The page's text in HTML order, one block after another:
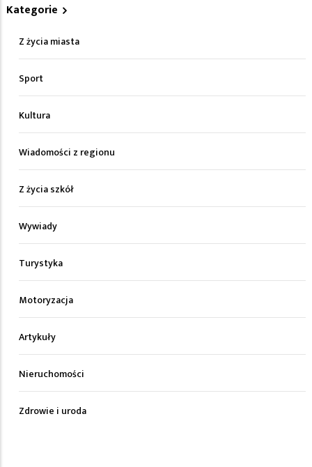
Kategorie
Z życia miasta
Sport
Kultura
Wiadomości z regionu
Z życia szkół
Wywiady
Turystyka
Motoryzacja
Artykuły
Nieruchomości
Zdrowie i uroda